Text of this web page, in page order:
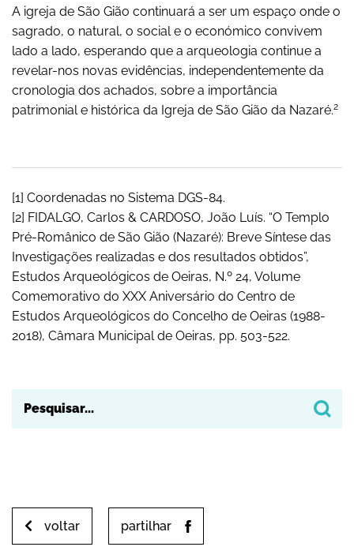
A igreja de São Gião continuará a ser um espaço onde o
sagrado, o natural, o social e o económico convivem
lado a lado, esperando que a arqueologia continue a
revelar-nos novas evidências, independentemente da
cronologia dos achados, sobre a importância
patrimonial e histórica da Igreja de São Gião da Nazaré.2
[1] Coordenadas no Sistema DGS-84.
[2] FIDALGO, Carlos & CARDOSO, João Luís. “O Templo
Pré-Românico de São Gião (Nazaré): Breve Síntese das
Investigações realizadas e dos resultados obtidos”,
Estudos Arqueológicos de Oeiras, N.º 24, Volume
Comemorativo do XXX Aniversário do Centro de
Estudos Arqueológicos do Concelho de Oeiras (1988-
2018), Câmara Municipal de Oeiras, pp. 503-522.
voltar partilhar